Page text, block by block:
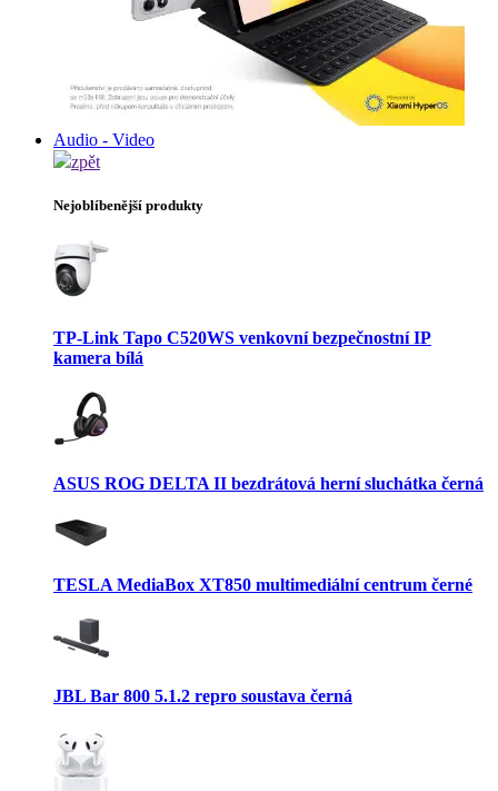
Audio - Video
zpět
Nejoblíbenější produkty
TP-Link Tapo C520WS venkovní bezpečnostní IP
kamera bílá
ASUS ROG DELTA II bezdrátová herní sluchátka černá
TESLA MediaBox XT850 multimediální centrum černé
JBL Bar 800 5.1.2 repro soustava černá